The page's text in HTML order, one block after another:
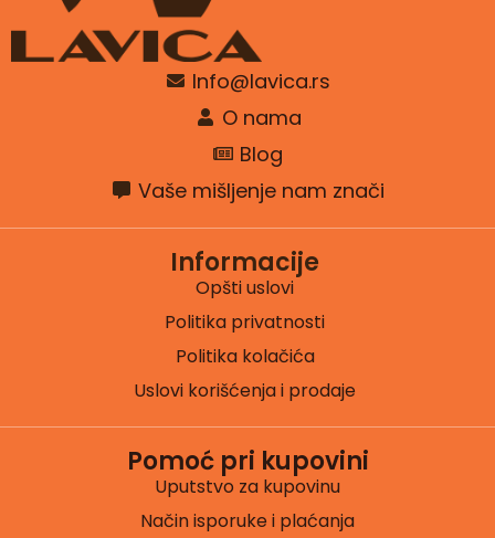
Info@lavica.rs
O nama
Blog
Vaše mišljenje nam znači
Informacije
Opšti uslovi
Politika privatnosti
Politika kolačića
Uslovi korišćenja i prodaje
Pomoć pri kupovini
Uputstvo za kupovinu
Način isporuke i plaćanja